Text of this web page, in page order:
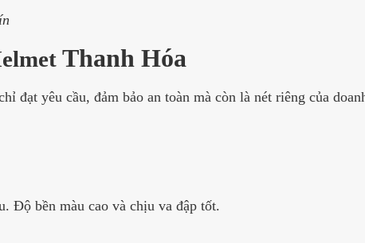
Thanh Hóa
đạt yêu cầu, đảm bảo an toàn mà còn là nét riêng của
Độ bền màu cao và chịu va đập tốt.